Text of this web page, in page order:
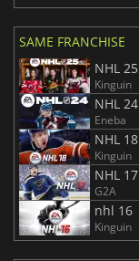
SAME FRANCHISE
NHL 25
Kinguin
NHL 24
Eneba
NHL 18
Kinguin
NHL 17
G2A
nhl 16
Kinguin